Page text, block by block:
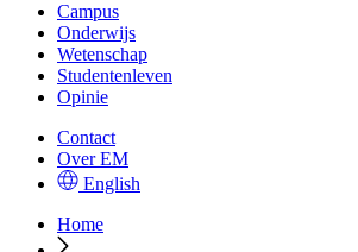
Campus
Onderwijs
Wetenschap
Studentenleven
Opinie
Contact
Over EM
English
Home